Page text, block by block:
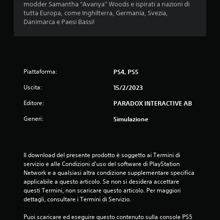
3
s
l
l
e
s
modder Samantha "Avanya" Woods e ispirati a nazioni di
tutta Europa, come Inghilterra, Germania, Svezia,
Danimarca e Paesi Bassi!
Piattaforma: PS4, PS5
Uscita: 15/2/2023
Editore: PARADOX INTERACTIVE AB
Generi: Simulazione
Il download del presente prodotto è soggetto ai Termini di
servizio e alle Condizioni d'uso del software di PlayStation
Network e a qualsiasi altra condizione supplementare specifica
applicabile a questo articolo. Se non si desidera accettare
questi Termini, non scaricare questo articolo. Per maggiori
dettagli, consultare i Termini di Servizio.
Puoi scaricare ed eseguire questo contenuto sulla console PS5